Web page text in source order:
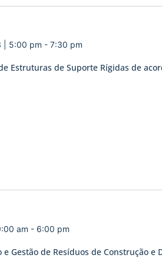
Estruturas de Suporte Rígidas de
| 5:00 pm - 7:30 pm
e Gestão de Resíduos de Construção e
am - 6:00 pm